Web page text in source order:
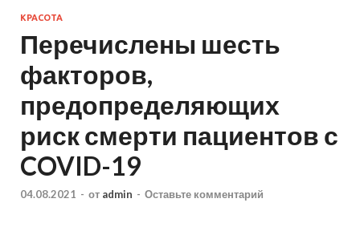
КРАСОТА
Перечислены шесть
факторов,
предопределяющих
риск смерти пациентов с
COVID-19
04.08.2021 - от admin - Оставьте комментарий